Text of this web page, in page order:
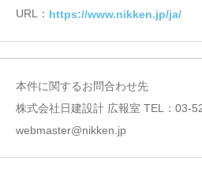
URL： https://www.nikken.jp/ja/
本件に関するお問合わせ先
株式会社⽇建設計 広報室 TEL：03-
webmaster@nikken.jp